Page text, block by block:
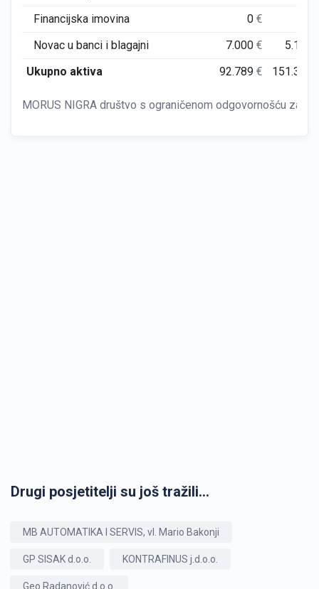
Financijska imovina
0€
Novac u banci i blagajni
7.000€ 5.156
Ukupno aktiva
92.789€ 151.385
MORUS NIGRA društvo s ograničenom odgovornošću za
Drugi posjetitelji su još tražili...
MB AUTOMATIKA I SERVIS, vl. Mario Bakonji
GP SISAK d.o.o. KONTRAFINUS j.d.o.o.
Geo Radanović d.o.o.